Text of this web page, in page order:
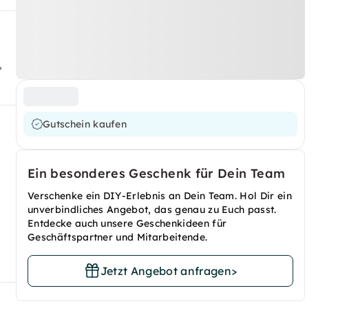
Gutschein kaufen
Ein besonderes Geschenk für Dein Team
Verschenke ein DIY-Erlebnis an Dein Team. Hol Dir ein
unverbindliches Angebot, das genau zu Euch passt.
Entdecke auch unsere Geschenkideen für
Geschäftspartner und Mitarbeitende.
Jetzt Angebot anfragen>